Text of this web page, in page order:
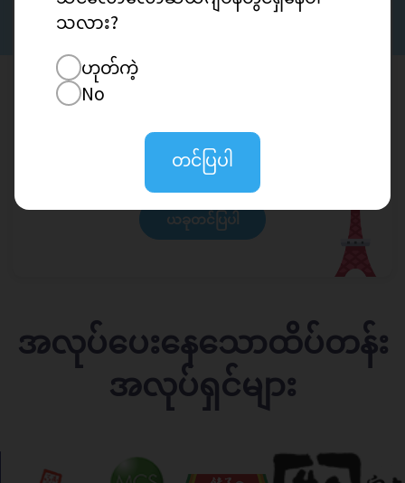
လက်ခံပါ
အလုပ်အချက်အလက်
အလုပ်အကိုင်အသစ်များနှင့် စိတ်ဝင်စားဖွယ်ကမ်းလှမ်းချက်
များ ရရှိရန် သင်၏ဆက်သွယ်ရန်အချက်အလက်ကို ထားခဲ့
ယခုတင်ပြပါ
အလုပ်ပေးနေသောထိပ်တန်း
အလုပ်ရှင်များ
သလား?
ဟုတ်ကဲ့
No
တင်ပြပါ